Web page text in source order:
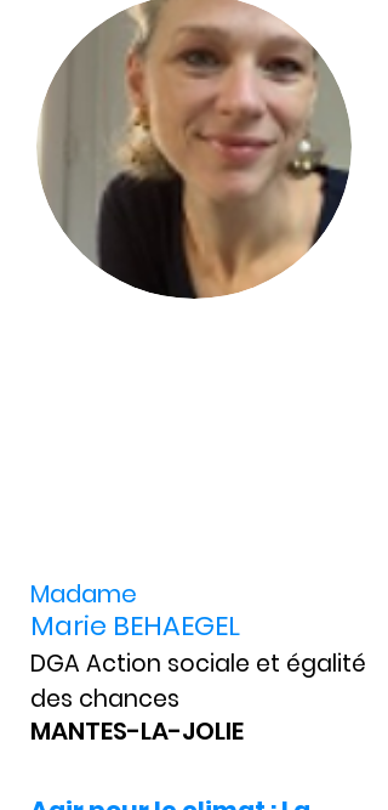
Marie BEHAEGEL
Madame
DGA Action sociale et égalité
des chances
MANTES-LA-JOLIE